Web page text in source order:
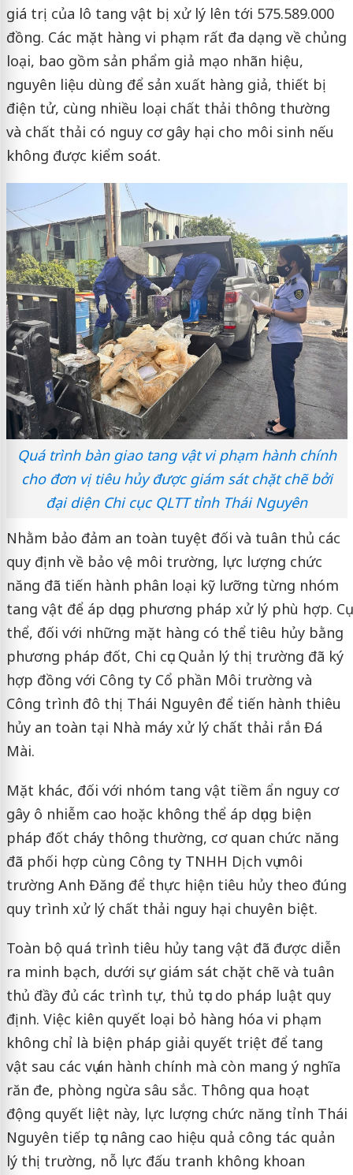
giá trị của lô tang vật bị xử lý lên tới 575.589.000
đồng. Các mặt hàng vi phạm rất đa dạng về chủng
loại, bao gồm sản phẩm giả mạo nhãn hiệu,
nguyên liệu dùng để sản xuất hàng giả, thiết bị
điện tử, cùng nhiều loại chất thải thông thường
và chất thải có nguy cơ gây hại cho môi sinh nếu
không được kiểm soát.
Quá trình bàn giao tang vật vi phạm hành chính
cho đơn vị tiêu hủy được giám sát chặt chẽ bởi
đại diện Chi cục QLTT tỉnh Thái Nguyên
Nhằm bảo đảm an toàn tuyệt đối và tuân thủ các
quy định về bảo vệ môi trường, lực lượng chức
năng đã tiến hành phân loại kỹ lưỡng từng nhóm
tang vật để áp dụng phương pháp xử lý phù hợp. Cụ
thể, đối với những mặt hàng có thể tiêu hủy bằng
phương pháp đốt, Chi cục Quản lý thị trường đã ký
hợp đồng với Công ty Cổ phần Môi trường và
Công trình đô thị Thái Nguyên để tiến hành thiêu
hủy an toàn tại Nhà máy xử lý chất thải rắn Đá
Mài.
Mặt khác, đối với nhóm tang vật tiềm ẩn nguy cơ
gây ô nhiễm cao hoặc không thể áp dụng biện
pháp đốt cháy thông thường, cơ quan chức năng
đã phối hợp cùng Công ty TNHH Dịch vụ môi
trường Anh Đăng để thực hiện tiêu hủy theo đúng
quy trình xử lý chất thải nguy hại chuyên biệt.
Toàn bộ quá trình tiêu hủy tang vật đã được diễn
ra minh bạch, dưới sự giám sát chặt chẽ và tuân
thủ đầy đủ các trình tự, thủ tục do pháp luật quy
định. Việc kiên quyết loại bỏ hàng hóa vi phạm
không chỉ là biện pháp giải quyết triệt để tang
vật sau các vụ án hành chính mà còn mang ý nghĩa
răn đe, phòng ngừa sâu sắc. Thông qua hoạt
động quyết liệt này, lực lượng chức năng tỉnh Thái
Nguyên tiếp tục nâng cao hiệu quả công tác quản
lý thị trường, nỗ lực đấu tranh không khoan